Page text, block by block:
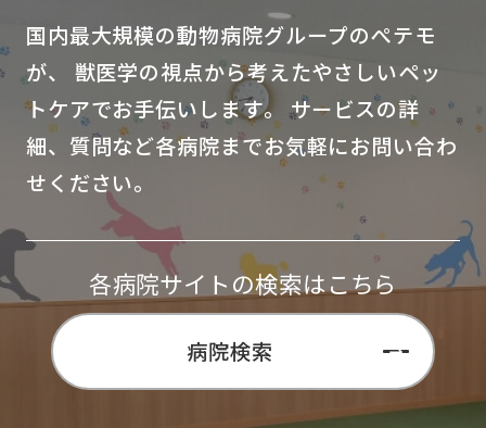
国内最大規模の動物病院グループのぺテモ
が、
獣医学の視点から考えたやさしいペッ
トケアでお手伝いします。 サービスの詳
細、質問など各病院までお気軽にお問い合わ
せください。
各病院サイトの検索はこちら
病院検索